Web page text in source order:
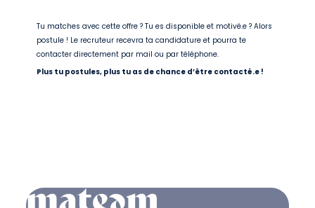
Tu matches avec cette offre ? Tu es disponible et motivé.e ? Alors
postule ! Le recruteur recevra ta candidature et pourra te
contacter directement par mail ou par téléphone.
Plus tu postules, plus tu as de chance d’être contacté.e !